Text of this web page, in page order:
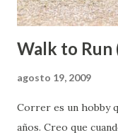
cumplamos con la
Walk to Run
agosto 19, 2009
Correr es un hobby
años. Creo que